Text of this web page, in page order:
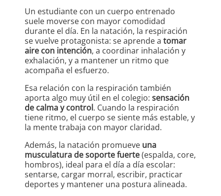
Un estudiante con un cuerpo entrenado
suele moverse con mayor comodidad
durante el día. En la natación, la respiración
se vuelve protagonista: se aprende a tomar
aire con intención, a coordinar inhalación y
exhalación, y a mantener un ritmo que
acompaña el esfuerzo.
Esa relación con la respiración también
aporta algo muy útil en el colegio: sensación
de calma y control. Cuando la respiración
tiene ritmo, el cuerpo se siente más estable, y
la mente trabaja con mayor claridad.
Además, la natación promueve una
musculatura de soporte fuerte(espalda, core,
hombros), ideal para el día a día escolar:
sentarse, cargar morral, escribir, practicar
deportes y mantener una postura alineada.